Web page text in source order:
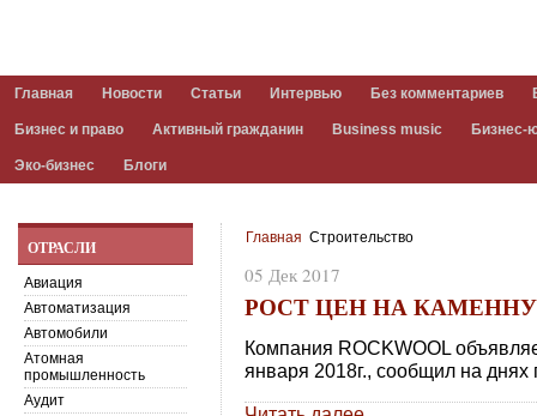
Главная Новости Статьи Интервью Без комментариев
Бизнес и право Активный гражданин Business music Бизнес-
Эко-бизнес Блоги
Главная Строительство
05 Дек 2017
РОСТ ЦЕН НА
Компания ROCKWOOL
января 2018г., сообщил на
ОТРАСЛИ
Авиация
Автоматизация
Автомобили
Атомная
промышленность
Аудит